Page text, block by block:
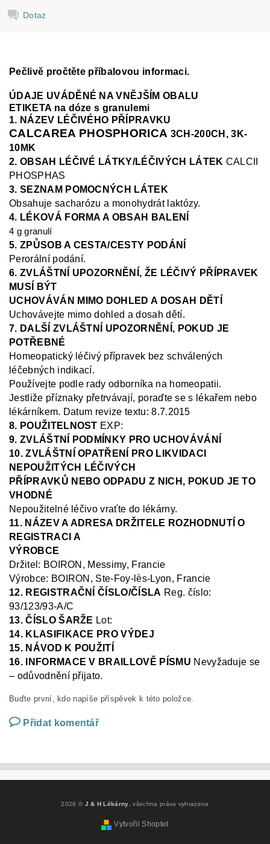
Dotaz
Pečlivě pročtěte příbalovou informaci.
ÚDAJE UVÁDĚNÉ NA VNĚJŠÍM OBALU
ETIKETA na dóze s granulemi
1. NÁZEV LÉČIVÉHO PŘÍPRAVKU
CALCAREA PHOSPHORICA 3CH-200CH, 3K-
10MK
2. OBSAH LÉČIVÉ LÁTKY/LÉČIVÝCH LÁTEK CALCII
PHOSPHAS
3. SEZNAM POMOCNÝCH LÁTEK
Obsahuje sacharózu a monohydrát laktózy.
4. LÉKOVÁ FORMA A OBSAH BALENÍ
4 g granulí
5. ZPŮSOB A CESTA/CESTY PODÁNÍ
Perorální podání.
6. ZVLÁŠTNÍ UPOZORNĚNÍ, ŽE LÉČIVÝ PŘÍPRAVEK
MUSÍ BÝT
UCHOVÁVÁN MIMO DOHLED A DOSAH DĚTÍ
Uchovávejte mimo dohled a dosah dětí.
7. DALŠÍ ZVLÁŠTNÍ UPOZORNĚNÍ, POKUD JE
POTŘEBNÉ
Homeopatický léčivý přípravek bez schválených
léčebných indikací.
Používejte podle rady odborníka na homeopatii.
Jestliže příznaky přetrvávají, poraďte se s lékařem nebo
lékárníkem. Datum revize textu: 8.7.2015
8. POUŽITELNOST EXP:
9. ZVLÁŠTNÍ PODMÍNKY PRO UCHOVÁVÁNÍ
10. ZVLÁŠTNÍ OPATŘENÍ PRO LIKVIDACI
NEPOUŽITÝCH LÉČIVÝCH
PŘÍPRAVKŮ NEBO ODPADU Z NICH, POKUD JE TO
VHODNÉ
Nepoužitelné léčivo vraťte do lékárny.
11. NÁZEV A ADRESA DRŽITELE ROZHODNUTÍ O
REGISTRACI A
VÝROBCE
Držitel: BOIRON, Messimy, Francie
Výrobce: BOIRON, Ste-Foy- lès-Lyon, Francie
12. REGISTRAČNÍ ČÍSLO/ČÍSLA Reg. číslo:
93/123/93-A/C
13. ČÍSLO ŠARŽE Lot:
14. KLASIFIKACE PRO VÝDEJ
15. NÁVOD K POUŽITÍ
16. INFORMACE V BRAILLOVĚ PÍSMU N evyžaduje se
– odůvodnění přijato.
Buďte první, kdo napíše příspěvek k této položce.
Přidat komentář
2026 © J & H Lékárny , všechna práva vyhrazena
Vytvořil Shoptet